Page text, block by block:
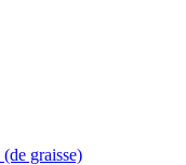
graisse)